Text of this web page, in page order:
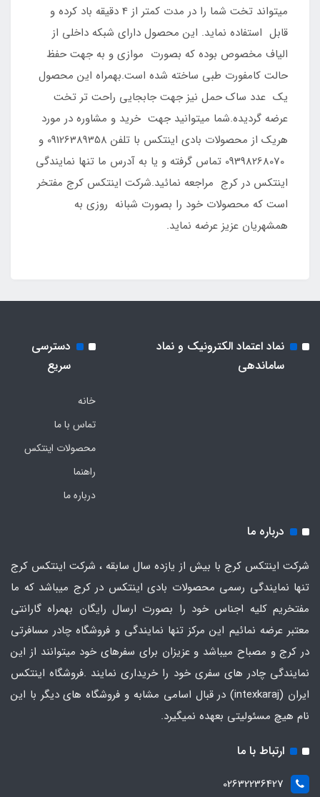
میتواند تخت شما را در مدت کمتر از 4 دقیقه باد کرده و
قابل استفاده نماید. این محصول دارای شبکه داخلی از
الیاف مخصوص بوده که بصورت موازی و به جهت حفظ
حالت کامفورت طبی ساخته شده است.بهمراه این محصول
یک عدد ساک حمل نیز جهت جابجایی راحت تر تخت
عرضه گردیده.شما میتوانید جهت خرید و مشاوره در مورد
هریک از محصولات بادی اینتکس با تلفن 09126389358 و
09398268070 تماس گرفته و یا به آدرس ما تنها نمایندگی
اینتکس در کرج مراجعه نمائید.شرکت اینتکس کرج مفتخر
است که محصولات خود را بصورت شبانه روزی به
همشهریان عزیز عرضه نماید.
نماد اعتماد الکترونیک و نماد
ساماندهی
دسترسی
سریع
خانه
تماس با ما
محصولات اینتکس
راهنما
درباره ما
درباره ما
شرکت اینتکس کرج با بیش از یازده سال سابقه ، شرکت اینتکس کرج
تنها نمایندگی رسمی محصولات بادی اینتکس در کرج میباشد که ما
مفتخریم کلیه اجناس خود را بصورت ارسال رایگان بهمراه گارانتی
معتبر عرضه نمائیم این مرکز تنها نمایندگی و فروشگاه چادر مسافرتی
در کرج و مصباح میباشد و عزیزان برای سفرهای خود میتوانند از این
نمایندگی چادر های سفری خود را خریداری نمایند .فروشگاه اینتکس
ایران
(intexkaraj) در قبال اسامی مشابه و فروشگاه های دیگر با این
نام هیچ مسئولیتی بعهده نمیگیرد.
ارتباط با ما
02632236427